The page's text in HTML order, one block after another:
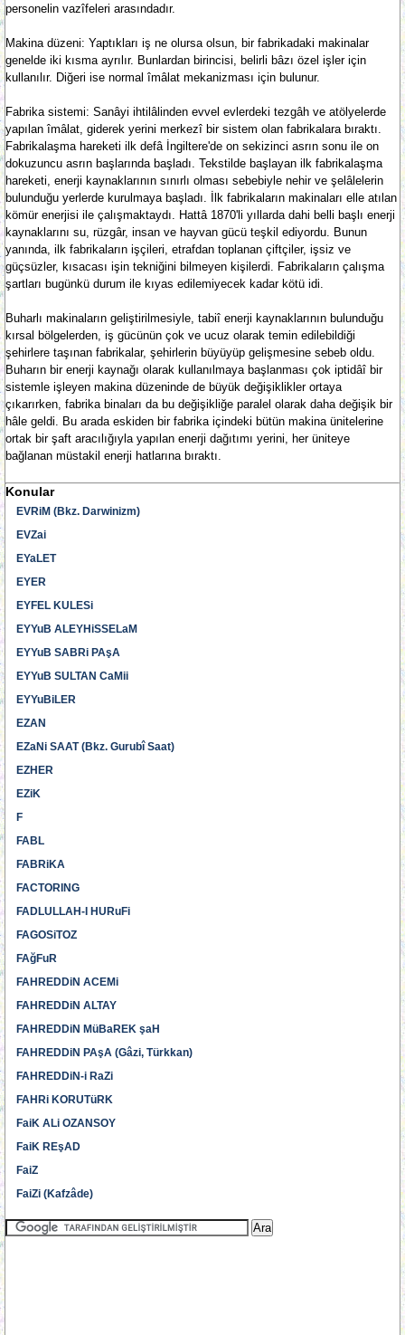
personelin vazîfeleri arasındadır.
Makina düzeni: Yaptıkları iş ne olursa olsun, bir fabrikadaki makinalar
genelde iki kısma ayrılır. Bunlardan birincisi, belirli bâzı özel işler için
kullanılır. Diğeri ise normal îmâlat mekanizması için bulunur.
Fabrika sistemi: Sanâyi ihtilâlinden evvel evlerdeki tezgâh ve atölyelerde
yapılan îmâlat, giderek yerini merkezî bir sistem olan fabrikalara bıraktı.
Fabrikalaşma hareketi ilk defâ İngiltere'de on sekizinci asrın sonu ile on
dokuzuncu asrın başlarında başladı. Tekstilde başlayan ilk fabrikalaşma
hareketi, enerji kaynaklarının sınırlı olması sebebiyle nehir ve şelâlelerin
bulunduğu yerlerde kurulmaya başladı. İlk fabrikaların makinaları elle atılan
kömür enerjisi ile çalışmaktaydı. Hattâ 1870'li yıllarda dahi belli başlı enerji
kaynaklarını su, rüzgâr, insan ve hayvan gücü teşkil ediyordu. Bunun
yanında, ilk fabrikaların işçileri, etrafdan toplanan çiftçiler, işsiz ve
güçsüzler, kısacası işin tekniğini bilmeyen kişilerdi. Fabrikaların çalışma
şartları bugünkü durum ile kıyas edilemiyecek kadar kötü idi.
Buharlı makinaların geliştirilmesiyle, tabiî enerji kaynaklarının bulunduğu
kırsal bölgelerden, iş gücünün çok ve ucuz olarak temin edilebildiği
şehirlere taşınan fabrikalar, şehirlerin büyüyüp gelişmesine sebeb oldu.
Buharın bir enerji kaynağı olarak kullanılmaya başlanması çok iptidâî bir
sistemle işleyen makina düzeninde de büyük değişiklikler ortaya
çıkarırken, fabrika binaları da bu değişikliğe paralel olarak daha değişik bir
hâle geldi. Bu arada eskiden bir fabrika içindeki bütün makina ünitelerine
ortak bir şaft aracılığıyla yapılan enerji dağıtımı yerini, her üniteye
bağlanan müstakil enerji hatlarına bıraktı.
Konular
EVRiM (Bkz. Darwinizm)
EVZai
EYaLET
EYER
EYFEL KULESi
EYYuB ALEYHiSSELaM
EYYuB SABRi PAşA
EYYuB SULTAN CaMii
EYYuBiLER
EZAN
EZaNi SAAT (Bkz. Gurubî Saat)
EZHER
EZiK
F
FABL
FABRiKA
FACTORING
FADLULLAH-I HURuFi
FAGOSiTOZ
FAğFuR
FAHREDDiN ACEMi
FAHREDDiN ALTAY
FAHREDDiN MüBaREK şaH
FAHREDDiN PAşA (Gâzi, Türkkan)
FAHREDDiN-i RaZi
FAHRi KORUTüRK
FaiK ALi OZANSOY
FaiK REşAD
FaiZ
FaiZi (Kafzâde)